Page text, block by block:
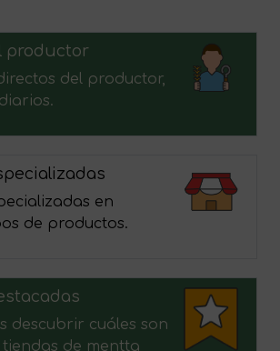
productor
del productor,
en
de productos.
descubrir cuáles son
tiendas de mentta